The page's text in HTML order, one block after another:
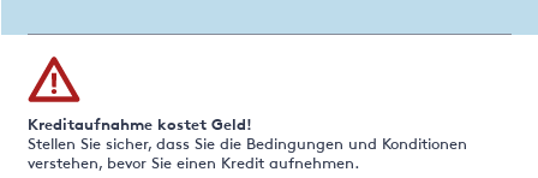
Kreditaufnahme kostet Geld!
Stellen Sie sicher, dass Sie die Bedingungen und Konditionen
verstehen, bevor Sie einen Kredit aufnehmen.